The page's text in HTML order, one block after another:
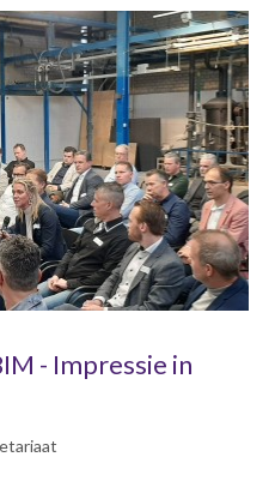
- Impressie in
van de Bouwkosten 2025
Bouw &
(KM)
model 2023
Levensduurkosten –
investeren, lang
van de
2024
van de
2023